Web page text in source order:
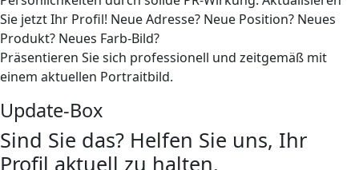
Sie jetzt Ihr Profil! Neue Adresse? Neue Position? Neues
Produkt? Neues Farb-Bild?
Präsentieren Sie sich professionell und zeitgemäß mit
einem aktuellen Portraitbild.
Update-Box
Sind Sie das? Helfen Sie uns, Ihr
Profil aktuell zu halten.